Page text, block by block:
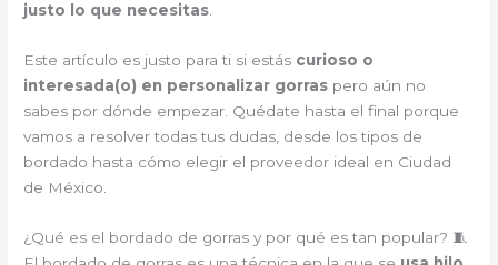
justo lo que necesitas.
Este artículo es justo para ti si estás curioso o
interesada(o) en personalizar gorras pero aún no
sabes por dónde empezar. Quédate hasta el final porque
vamos a resolver todas tus dudas, desde los tipos de
bordado hasta cómo elegir el proveedor ideal en Ciudad
de México.
¿Qué es el bordado de gorras y por qué es tan popular? 🧵